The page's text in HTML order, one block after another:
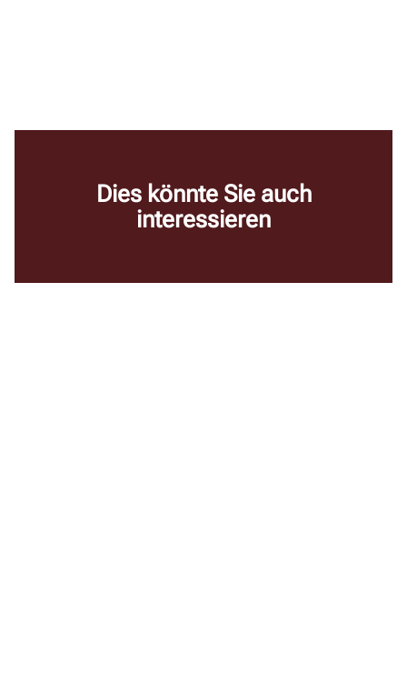
Dies könnte Sie auch
interessieren